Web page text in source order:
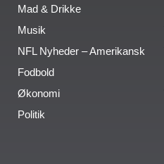
Mad & Drikke
Musik
NFL Nyheder – Amerikansk
Fodbold
Økonomi
Politik